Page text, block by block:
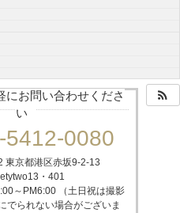
にお問い合わせくださ
い
5412-0080
東京都港区赤坂9-2-13
・401
～PM6:00 （土日祝は撮影
でられない場合がございま